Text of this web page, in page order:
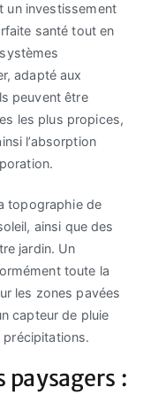
un investissement
santé tout en
adapté aux
peuvent être
les plus propices,
l’absorption
topographie de
ainsi que des
jardin. Un
toute la
les zones pavées
capteur de pluie
précipitations.
: